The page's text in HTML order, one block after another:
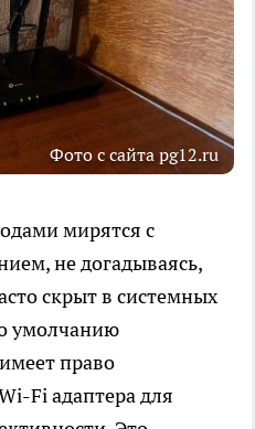
Фото с сайта pg12.ru
мирятся с
не догадываясь,
скрыт в системных
умолчанию
право
Fi адаптера для